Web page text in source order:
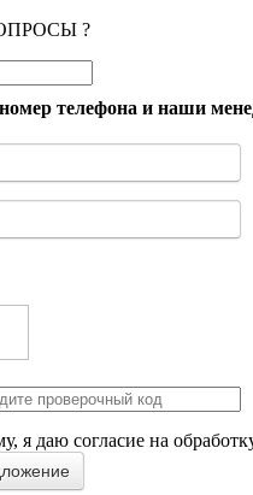
?
номер телефона и наши
я даю согласие на